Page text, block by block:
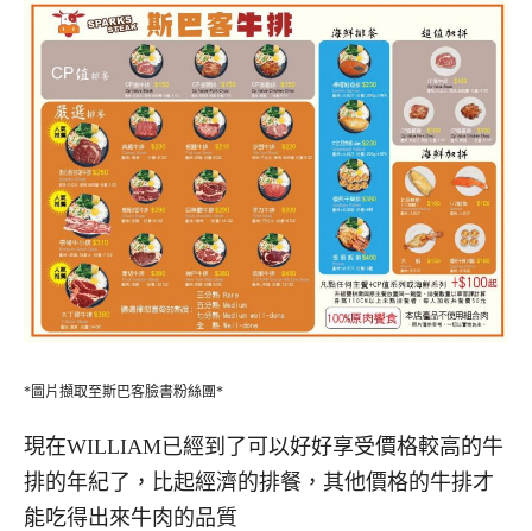
*圖片擷取至斯巴客臉書粉絲團*
現在WILLIAM已經到了可以好好享受價格較高的牛
排的年紀了，比起經濟的排餐，其他價格的牛排才
能吃得出來牛肉的品質